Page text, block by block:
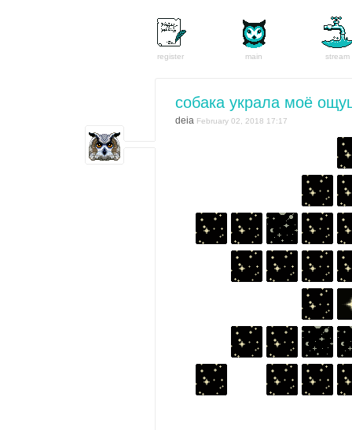
register main stream
собака украла моё
deia February 02, 2018 17:17